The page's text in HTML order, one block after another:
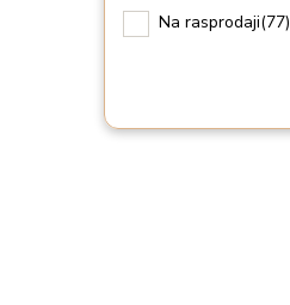
Na rasprodaji(77)